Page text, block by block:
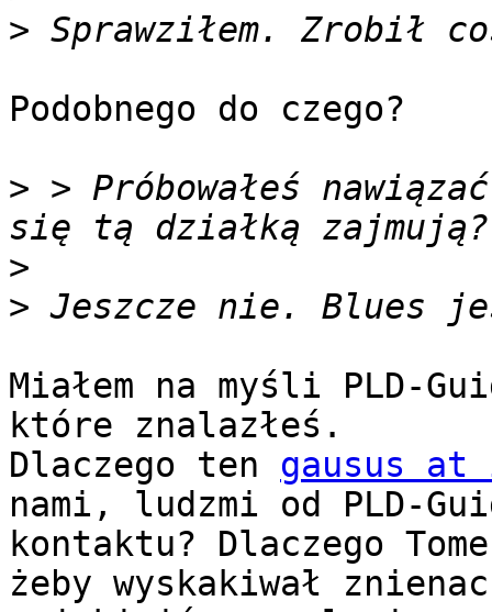
>
Podobnego do czego?
> > Próbowałeś
>
>
Miałem na myśli PLD-
które znalazłeś.
Dlaczego ten gausus
nami, ludzmi od PLD-
kontaktu? Dlaczego
żeby wyskakiwał